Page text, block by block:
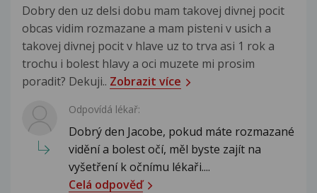
Dobry den uz delsi dobu mam takovej divnej pocit
obcas vidim rozmazane a mam pisteni v usich a
takovej divnej pocit v hlave uz to trva asi 1 rok a
trochu i bolest hlavy a oci muzete mi prosim
poradit? Dekuji.. Zobrazit více
Odpovídá lékař:
Dobrý den Jacobe, pokud máte rozmazané
vidění a bolest očí, měl byste zajít na
vyšetření k očnímu lékaři....
Celá odpověď